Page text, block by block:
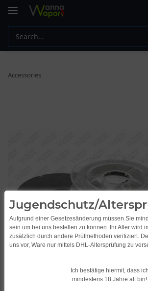
Accessories
Jugendschutz/
Aufgrund einer Gesetzesänderung müssen Sie
sein um bei uns bestellen zu können. Ihr Alter wird
zusätzlich durch andere Prüfmethoden verifiziert.
uns vor, Ware nur mittels DHL-Altersprüfung zu
Ich bestätige hiermit, dass ich
mindestens 18 Jahre alt bin!